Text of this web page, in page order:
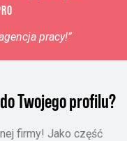
pracy!”
Twojego profilu?
firmy! Jako część